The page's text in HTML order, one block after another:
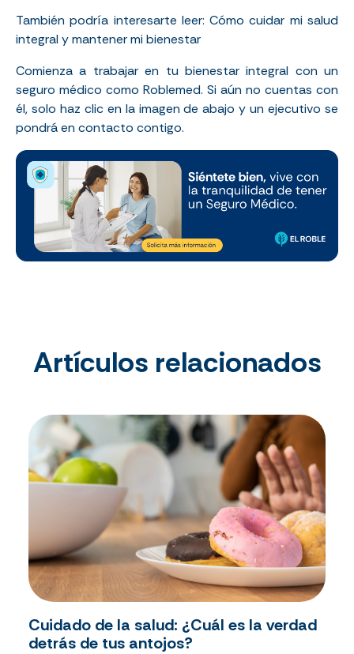
También podría interesarte leer:Cómo cuidar mi salud
integral y mantener mi bienestar
Comienza a trabajar en tu bienestar integral con un
seguro médico como Roblemed. Si aún no cuentas con
él, solo haz clic en la imagen de abajo y un ejecutivo se
pondrá en contacto contigo.
Artículos relacionados
Cuidado de la salud: ¿Cuál es la verdad
detrás de tus antojos?